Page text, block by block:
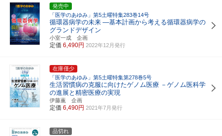
発売中
「医学のあゆみ」第5土曜特集283巻14号
循環器病学の未来 ―基本計画から考える循環器病学の
グランドデザイン
小室一成 企画
定価 6,490円 2022年12月発行
在庫僅少
「医学のあゆみ」第5土曜特集第278巻5号
生活習慣病の克服に向けたゲノム医療 －ゲノム医科学
の進展と精密医療の実現
伊藤薫 企画
定価 6,490円 2021年7月発行
品切れ